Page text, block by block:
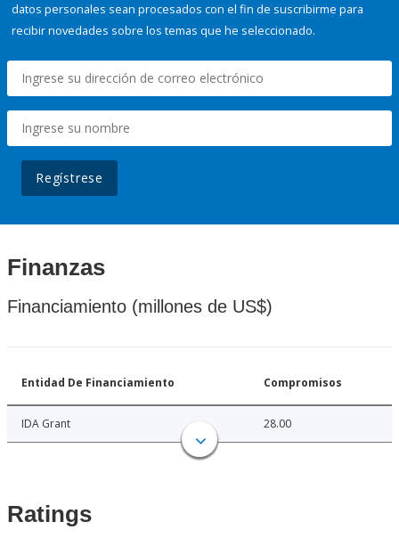
datos personales sean procesados con el fin de suscribirme para
recibir novedades sobre los temas que he seleccionado.
Regístrese
Finanzas
Financiamiento (millones de US$)
Entidad De Financiamiento Compromisos
IDA Grant 28.00
Ratings